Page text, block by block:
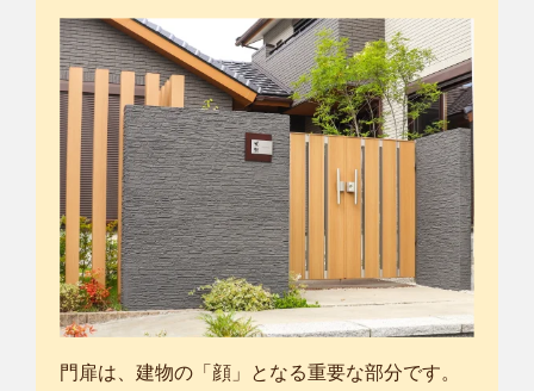
門扉は、建物の「顔」となる重要な部分です。